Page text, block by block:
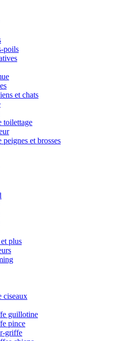
poils
et chats
toilettage
et brosses
plus
ciseaux
guillotine
pince
griffe